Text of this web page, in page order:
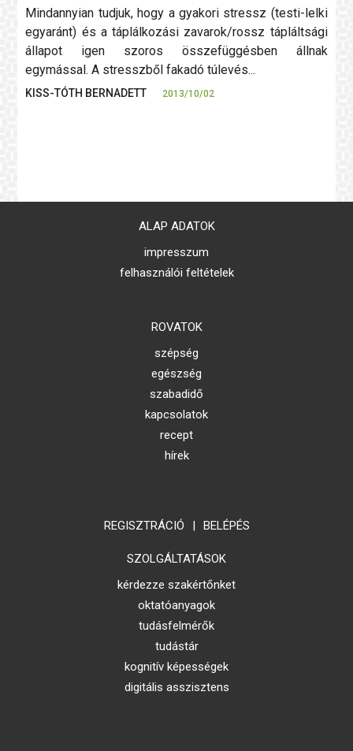
Mindannyian tudjuk, hogy a gyakori stressz (testi-lelki
egyaránt) és a táplálkozási zavarok/rossz tápláltsági
állapot igen szoros összefüggésben állnak
egymással. A stresszből fakadó túlevés...
KISS-TÓTH BERNADETT 2013/10/02
ALAP ADATOK
impresszum
felhasználói feltételek
ROVATOK
szépség
egészség
szabadidő
kapcsolatok
recept
hírek
REGISZTRÁCIÓ | BELÉPÉS
SZOLGÁLTATÁSOK
kérdezze szakértőnket
oktatóanyagok
tudásfelmérők
tudástár
kognitív képességek
digitális asszisztens